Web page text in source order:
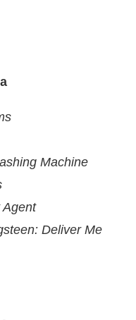
Machine
Agent
Deliver Me